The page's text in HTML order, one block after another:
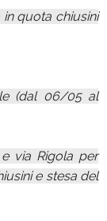
quota chiusini
(dal 06/05 al
via Rigola per
e stesa del